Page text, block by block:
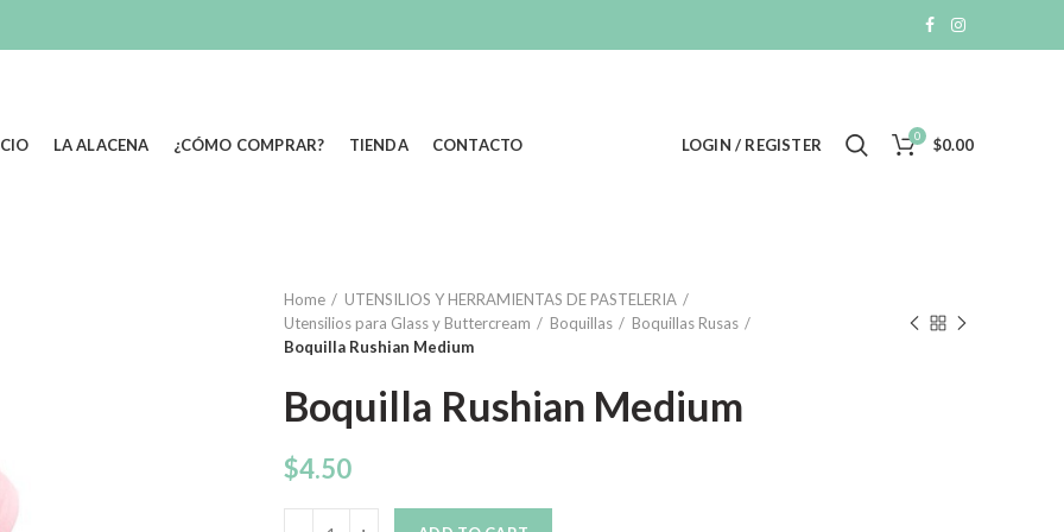
LA ALACENA ¿CÓMO COMPRAR? TIENDA CONTACTO LOGIN / REGISTER 0 $0.00
Home
UTENSILIOS Y HERRAMIENTAS DE PASTELERIA
Utensilios para Glass y Buttercream
Boquillas
Boquillas Rusas
Boquilla Rushian Medium
Boquilla Rushian Medium
$4.50